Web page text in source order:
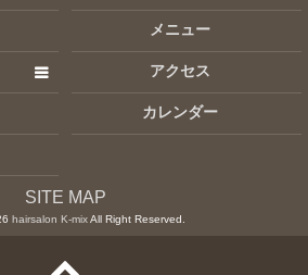
メニュー
アクセス
カレンダー
SITE MAP
hairsalon K-mixAll Right Reserved.